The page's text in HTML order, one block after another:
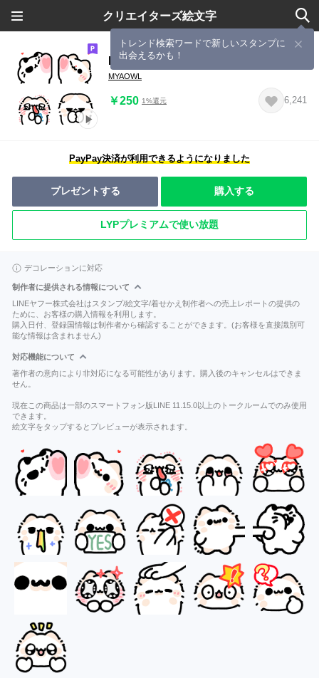
クリエイターズ絵文字
トレンド検索ワードで新しいスタンプに
出会えるかも！
Maonya's emoji move
MYAOWL
￥250 1%還元 6,241
PayPay決済が利用できるようになりました
プレゼントする 購入する
LYPプレミアムで使い放題
デコレーションに対応
制作者に提供される情報について
LINEヤフー株式会社はスタンプ/絵文字/着せかえ制作者への売上レポートの提供の
ために、お客様の購入情報を利用します。
購入日付、登録国情報は制作者から確認することができます。(お客様を直接識別可
能な情報は含まれません)
対応機能について
著作者の意向により非対応になる可能性があります。購入後のキャンセルはできま
せん。
現在この商品は一部のスマートフォン版LINE 11.15.0以上のトークルームでのみ使用
できます。
絵文字をタップするとプレビューが表示されます。